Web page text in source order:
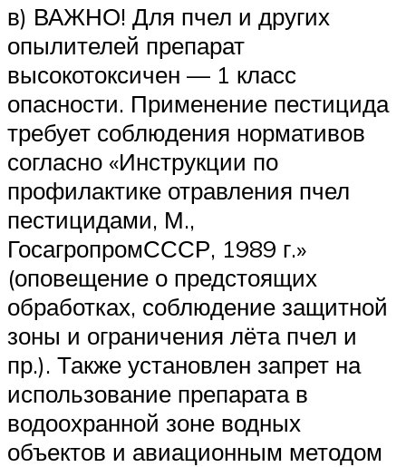
в) ВАЖНО! Для пчел и других
опылителей препарат
высокотоксичен — 1 класс
опасности. Применение пестицида
требует соблюдения нормативов
согласно «Инструкции по
профилактике отравления пчел
пестицидами, М.,
ГосагропромСССР, 1989 г.»
(оповещение о предстоящих
обработках, соблюдение защитной
зоны и ограничения лёта пчел и
пр.). Также установлен запрет на
использование препарата в
водоохранной зоне водных
объектов и авиационным методом